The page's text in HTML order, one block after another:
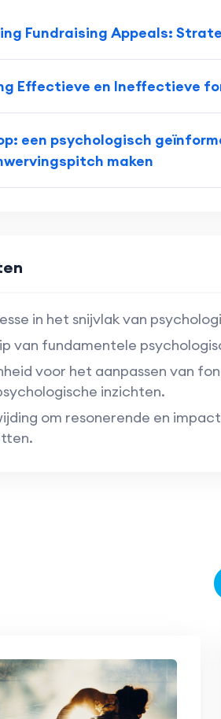
Fundraising Appeals:
Effectieve en Ineffectieve
een psychologisch
maken
in het snijvlak van
van fundamentele
voor het aanpassen van
inzichten.
om resonerende en